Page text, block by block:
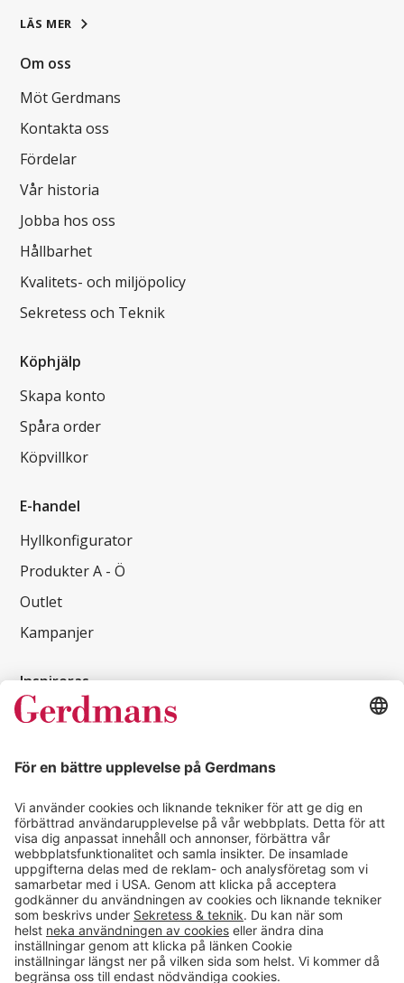
LÄS MER
Om oss
Möt Gerdmans
Kontakta oss
Fördelar
Vår historia
Jobba hos oss
Hållbarhet
Kvalitets- och miljöpolicy
Sekretess och Teknik
Köphjälp
Skapa konto
Spåra order
Köpvillkor
E-handel
Hyllkonfigurator
Produkter A - Ö
Outlet
Kampanjer
Inspireras
Kundcase
Läsvärt
Kontakt
info@gerdmans.se
0433-740 80
Kundservice öppettider
Vardagar 07.30-17.00